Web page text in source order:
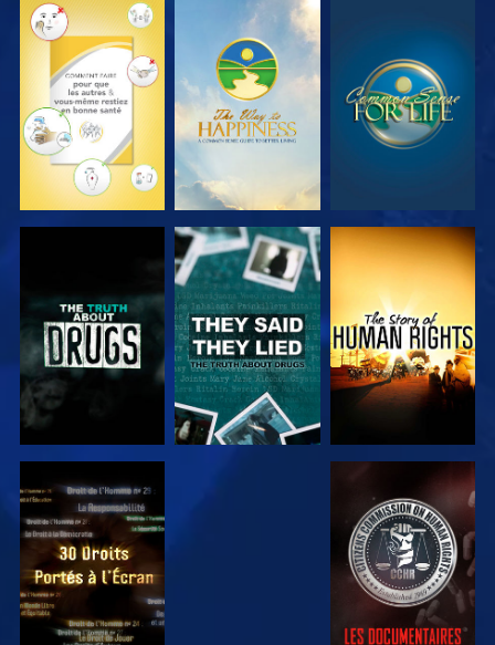
REGARDER REGARDER REGARDER
REGARDER REGARDER
REGARDER REGARDER